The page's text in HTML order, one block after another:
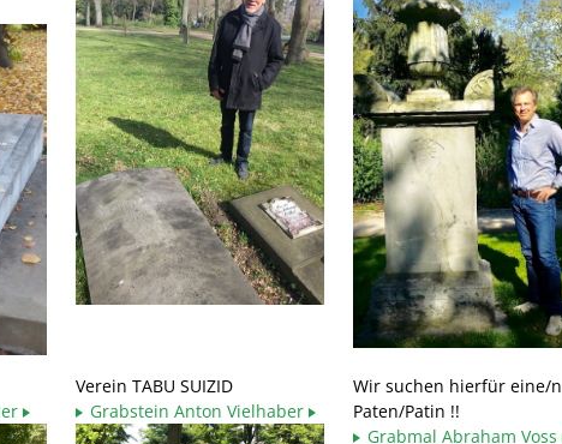
Verein TABU SUIZID
Grabstein Anton Vielhaber
Wir suchen hierfür eine/n
Paten/Patin !!
Grabmal Abraham Voss